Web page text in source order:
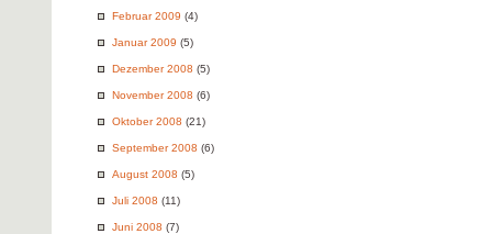
Februar 2009 (4)
Januar 2009 (5)
Dezember 2008 (5)
November 2008 (6)
Oktober 2008 (21)
September 2008 (6)
August 2008 (5)
Juli 2008 (11)
Juni 2008 (7)